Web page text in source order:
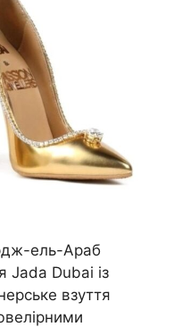
ель-Араб
Jada Dubai із
взуття